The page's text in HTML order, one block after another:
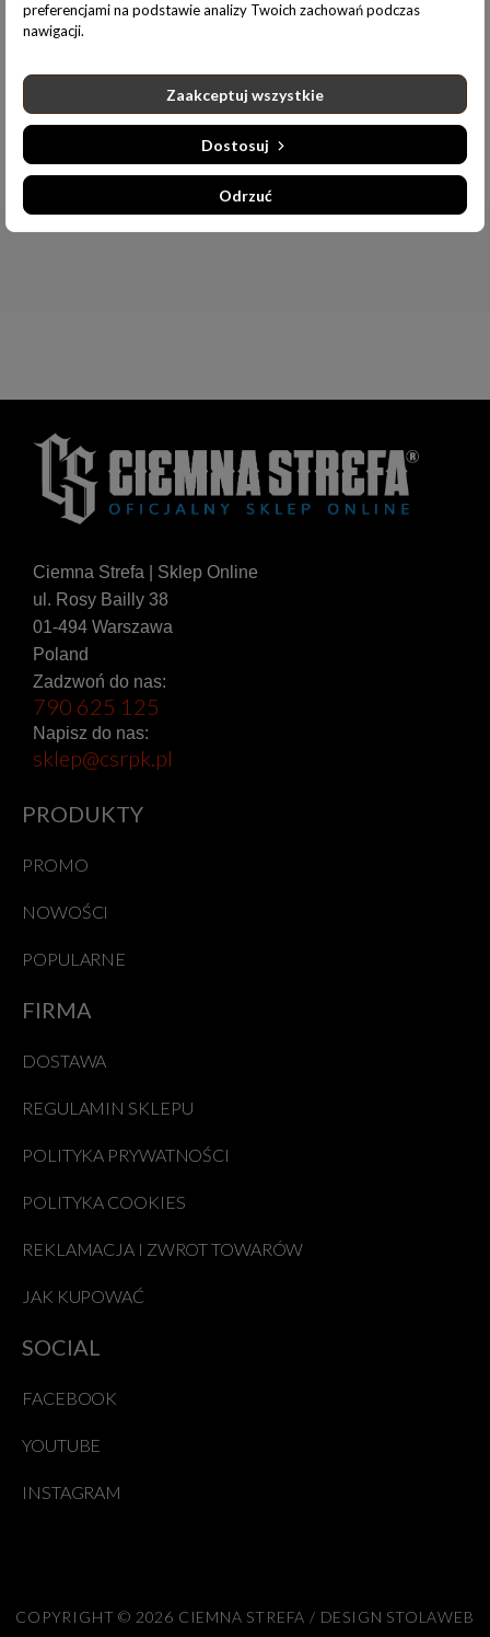
Udostępnij:
Informacje dodatkowe
Ciemna Strefa | Sklep Online
ul. Rosy Bailly 38
01-494 Warszawa
Poland
Zadzwoń do nas:
790 625 125
Napisz do nas:
sklep@csrpk.pl
PRODUKTY
PROMO
NOWOŚCI
POPULARNE
FIRMA
DOSTAWA
REGULAMIN SKLEPU
POLITYKA PRYWATNOŚCI
POLITYKA COOKIES
REKLAMACJA I ZWROT TOWARÓW
JAK KUPOWAĆ
SOCIAL
FACEBOOK
YOUTUBE
INSTAGRAM
COPYRIGHT © 2026 CIEMNA STREFA / DESIGN STOLAWEB
preferencjami na podstawie analizy Twoich zachowań podczas
nawigacji.
Odrzuć
Dostosuj
Zaakceptuj wszystkie